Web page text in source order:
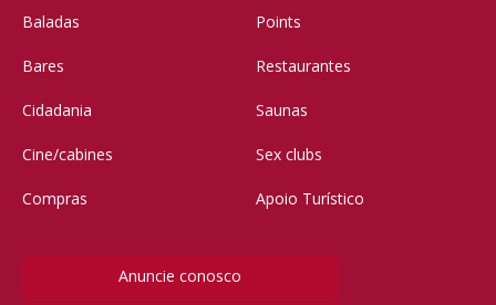
Baladas
Bares
Cidadania
Cine/cabines
Compras
Points
Restaurantes
Saunas
Sex clubs
Apoio Turístico
Anuncie conosco